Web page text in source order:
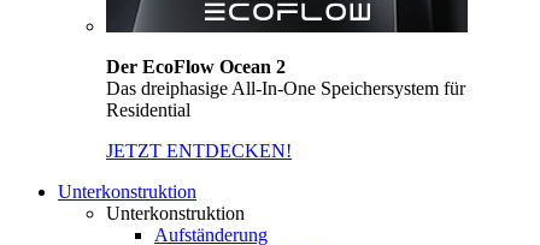
Der EcoFlow Ocean 2
Das dreiphasige All-In-One Speichersystem für
Residential
JETZT ENTDECKEN!
Unterkonstruktion
Unterkonstruktion
Aufständerung